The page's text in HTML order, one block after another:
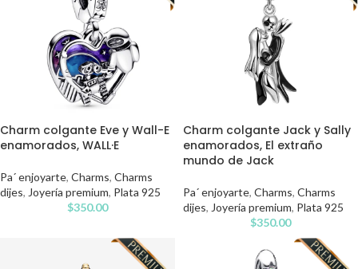
Charm colgante Eve y Wall-E
enamorados, WALL·E
Pa´ enjoyarte, Charms, Charms
dijes, Joyería premium, Plata 925
$350.00
Charm colgante Jack y Sally
enamorados, El extraño
mundo de Jack
Pa´ enjoyarte, Charms, Charms
dijes, Joyería premium, Plata 925
$350.00